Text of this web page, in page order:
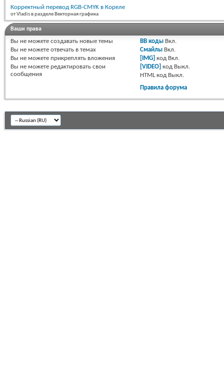
Корректный перевод RGB-CMYK в Кореле
от Vladis в разделе Векторная графика
Ваши права
Вы не можете создавать новые темы
Вы не можете отвечать в темах
Вы не можете прикреплять вложения
Вы не можете редактировать свои
сообщения
BB коды Вкл.
Смайлы Вкл.
[IMG] код Вкл.
[VIDEO] код Выкл.
HTML код Выкл.
Правила форума